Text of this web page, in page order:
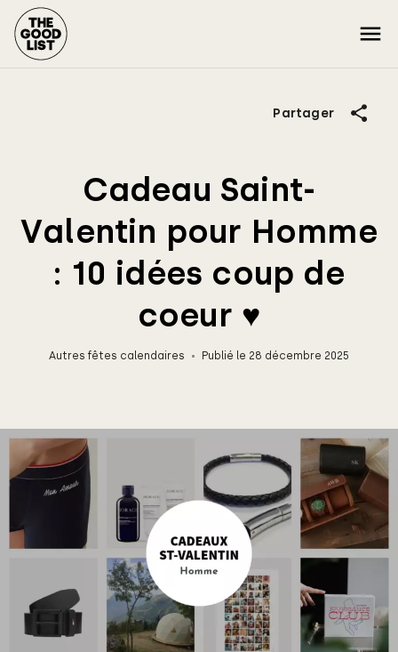
Cadeau Saint-
Valentin pour Homme
: 10 idées coup de
coeur ♥
Autres fêtes calendaires Publié le 28 décembre 2025
Partager